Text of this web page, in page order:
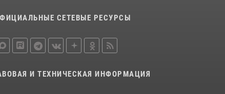
СЕТЕВЫЕ РЕСУРСЫ
И ТЕХНИЧЕСКАЯ ИНФОРМАЦИЯ